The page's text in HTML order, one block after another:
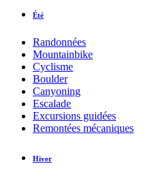
Été
Randonnées
Mountainbike
Cyclisme
Boulder
Canyoning
Escalade
Excursions guidées
Remontées mécaniques
Hiver